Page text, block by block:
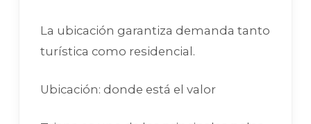
La ubicación garantiza demanda tanto
turística como residencial.
Ubicación: donde está el valor